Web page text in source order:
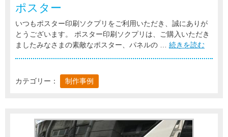
ポスター
いつもポスター印刷ソクプリをご利用いただき、誠にありが
とうございます。 ポスター印刷ソクプリは、ご購入いただき
ましたみなさまの素敵なポスター、パネルの … 続きを読む
カテゴリー： 制作事例